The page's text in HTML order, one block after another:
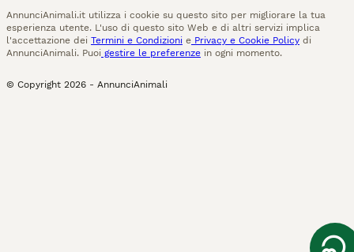
AnnunciAnimali.it utilizza i cookie su questo sito per migliorare la tua
esperienza utente. L'uso di questo sito Web e di altri servizi implica
l'accettazione dei Termini e Condizioni e Privacy e Cookie Policy di
AnnunciAnimali. Puoi gestire le preferenze in ogni momento.
© Copyright 2026 - AnnunciAnimali